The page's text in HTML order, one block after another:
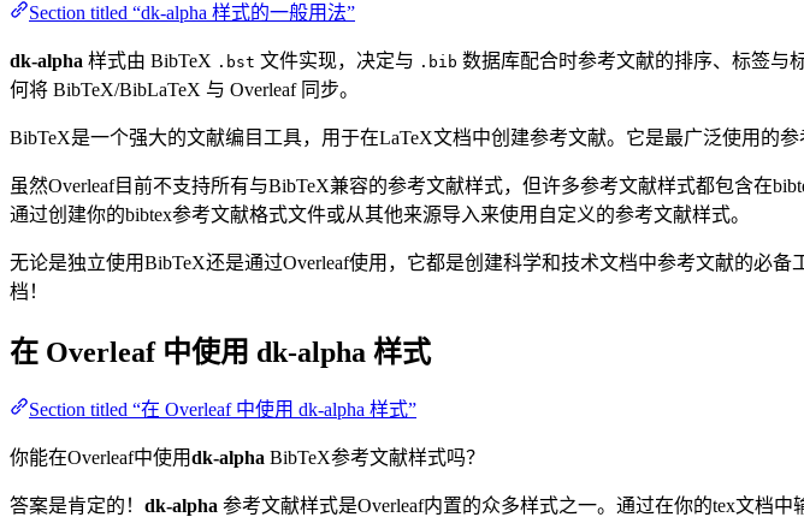
Section titled “dk-alpha 样式的一般用法”
dk-alpha 样式由 BibTeX .bst 文件实现，决定与 .bib 数据库配合时参考文献的排序、标签与
何将 BibTeX/BibLaTeX 与 Overleaf 同步。
BibTeX是一个强大的文献编目工具，用于在LaTeX文档中创建参考文献。它是最广泛使用的
虽然Overleaf目前不支持所有与BibTeX兼容的参考文献样式，但许多参考文献样式都包含在
通过创建你的bibtex参考文献格式文件或从其他来源导入来使用自定义的参考文献样式。
无论是独立使用BibTeX还是通过Overleaf使用，它都是创建科学和技术文档中参考文献的必
档！
在 Overleaf 中使用 dk-alpha 样式
Section titled “在 Overleaf 中使用 dk-alpha 样式”
你能在Overleaf中使用dk-alpha BibTeX参考文献样式吗？
答案是肯定的！ dk-alpha 参考文献样式是Overleaf内置的众多样式之一。通过在你的tex文档中